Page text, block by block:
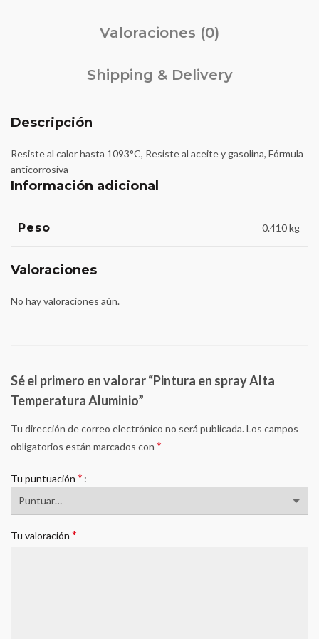
Valoraciones (0)
Shipping & Delivery
Descripción
Resiste al calor hasta 1093°C, Resiste al aceite y gasolina, Fórmula
anticorrosiva
Información adicional
Peso 0.410 kg
Valoraciones
No hay valoraciones aún.
Sé el primero en valorar “Pintura en spray Alta
Temperatura Aluminio”
Tu dirección de correo electrónico no será publicada.Los campos
obligatorios están marcados con *
Tu puntuación *
Tu valoración *